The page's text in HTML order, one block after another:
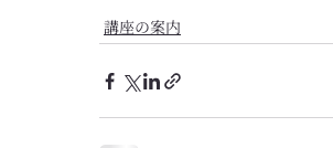
講座の案内